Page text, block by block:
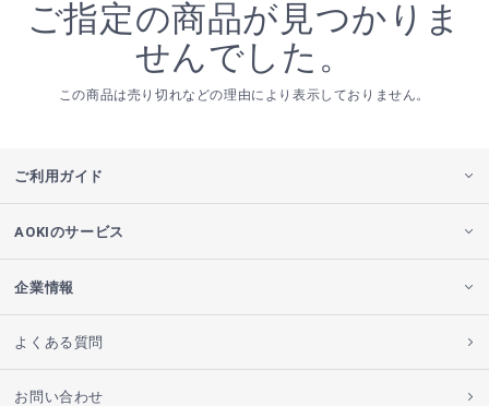
ご指定の商品が見つかりま
せんでした。
この商品は売り切れなどの理由により表示しておりません。
ご利用ガイド
AOKIのサービス
企業情報
よくある質問
お問い合わせ